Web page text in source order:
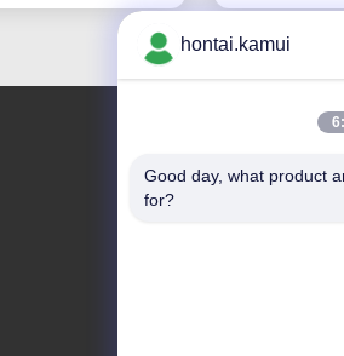
Ons adres
hontai.kamui
Good day, what product
for?